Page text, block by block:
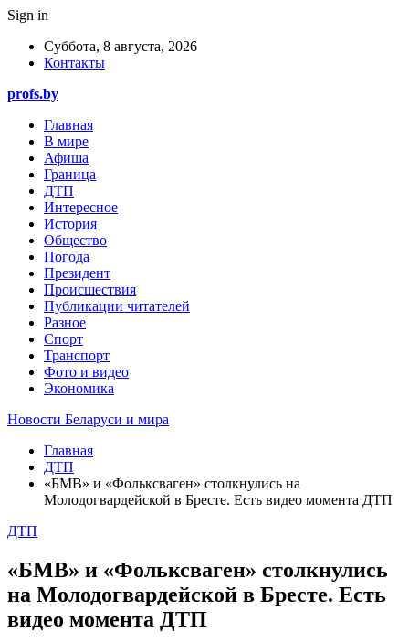
Sign in
Суббота, 8 августа, 2026
Контакты
profs.by
Главная
В мире
Афиша
Граница
ДТП
Интересное
История
Общество
Погода
Президент
Происшествия
Публикации читателей
Разное
Спорт
Транспорт
Фото и видео
Экономика
Новости Беларуси и мира
Главная
ДТП
«БМВ» и «Фольксваген» столкнулись на
Молодогвардейской в Бресте. Есть видео момента ДТП
ДТП
«БМВ» и «Фольксваген» столкнулись
на Молодогвардейской в Бресте. Есть
видео момента ДТП